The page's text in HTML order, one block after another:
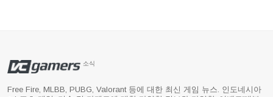
소식
Free Fire, MLBB, PUBG, Valorant 등에 대한 최신 게임 뉴스. 인도네시아